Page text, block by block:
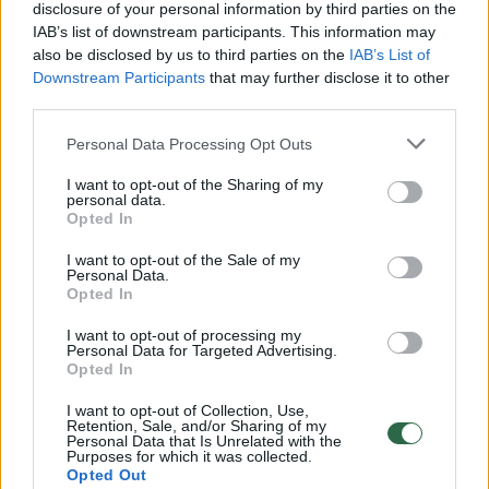
disclosure of your personal information by third parties on the
IAB’s list of downstream participants. This information may
also be disclosed by us to third parties on the IAB’s List of
Downstream Participants that may further disclose it to other
Personal Data Processing Opt Outs
I want to opt-out of the Sharing of my
personal data.
Opted In
I want to opt-out of the Sale of my
Personal Data.
Opted In
I want to opt-out of processing my
Personal Data for Targeted Advertising.
Opted In
I want to opt-out of Collection, Use,
Retention, Sale, and/or Sharing of my
Personal Data that Is Unrelated with the
Purposes for which it was collected.
Opted Out
00:00:30
Vaizdai iš tragiškos avarijos Vilniaus r.: dviejų moterų ir
vaiko gyvybių išgelbėti nepavyko
Žinios | Lietuvos diena
00:00:57
Savaitės vidurys nusimato karštas: temperatūra kils iki
32 laipsnių šilumos
vaizdas pribloškia
Avarija Vilniuje: į stotelę įsirėžęs automobilis sužalojo